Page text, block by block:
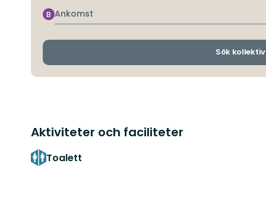
Ankomst
B
Sök
Aktiviteter och faciliteter
Toalett